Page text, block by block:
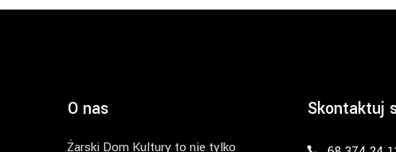
O nas
Żarski Dom Kultury to nie tylko
Skontaktuj